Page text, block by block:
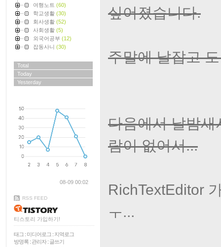
여행노트 (60)
학교생활 (30)
회사생활 (52)
사회생활 (5)
외국어공부 (12)
잡동사니 (30)
Total
Today
Yesterday
08-09 00:02
RSS FEED
티스토리 가입하기!
태그 : 미디어로그 : 지역로그
방명록 : 관리자: 글쓰기
싶어졌습니다.
주말에 날잡고
다음에서 날밤새
람이 없어서...
RichTextEditor
ㅜ...